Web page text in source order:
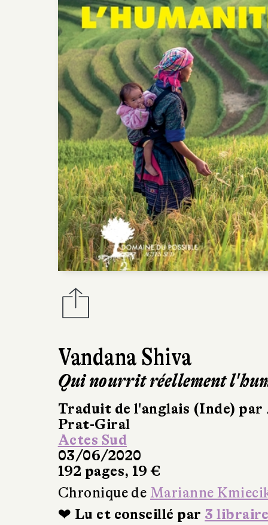
Vandana Shiva
Qui nourrit réellement
Traduit de l'anglais (Inde) par
Prat-Giral
Actes Sud
03/06/2020
192 pages, 19 €
Chronique de Marianne
❤ Lu et conseillé par 3